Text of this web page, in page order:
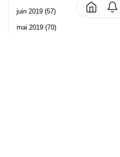
juin 2019 (57)
mai 2019 (70)